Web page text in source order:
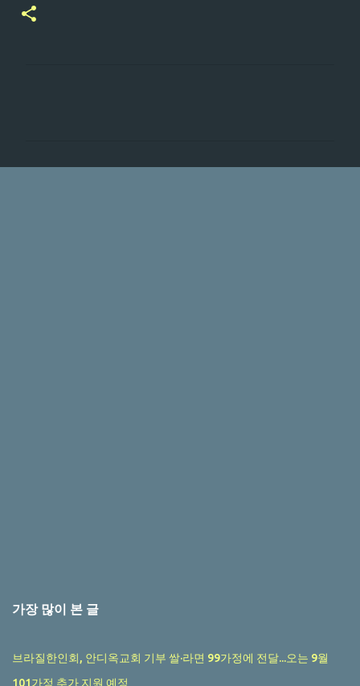
가장 많이 본 글
브라질한인회, 안디옥교회 기부 쌀·라면 99가정에 전달...오는 9월
101가정 추가 지원 예정